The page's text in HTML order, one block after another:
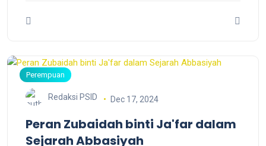
Rabu, 19 Februari 2025.
Perempuan
Redaksi PSID Dec 17, 2024
Peran Zubaidah binti Ja'far dalam
Sejarah Abbasiyah